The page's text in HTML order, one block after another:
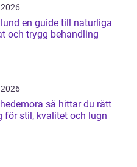
till naturliga
och trygg behandling
så hittar du rätt
för stil, kvalitet och lugn